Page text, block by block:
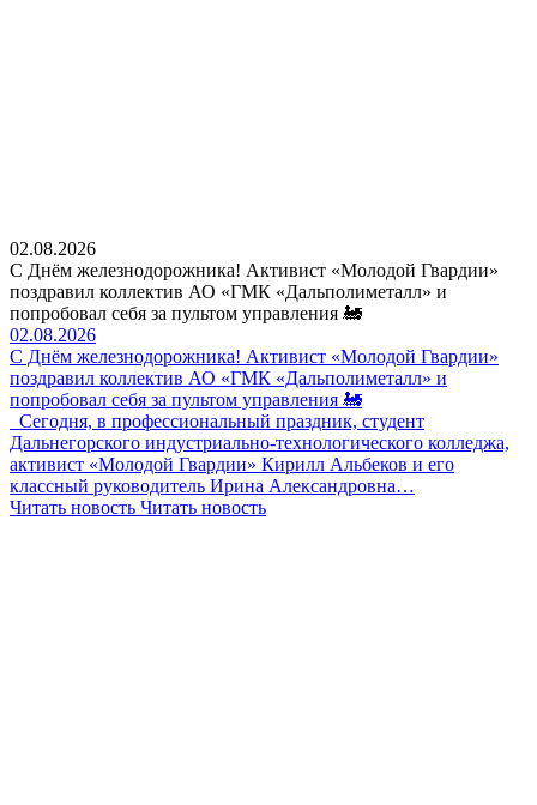
02.08.2026
С Днём железнодорожника! Активист «Молодой Гвардии»
поздравил коллектив АО «ГМК «Дальполиметалл» и
попробовал себя за пультом управления 🚂
02.08.2026
С Днём железнодорожника! Активист «Молодой Гвардии»
поздравил коллектив АО «ГМК «Дальполиметалл» и
попробовал себя за пультом управления 🚂
Сегодня, в профессиональный праздник, студент
Дальнегорского индустриально-технологического колледжа,
активист «Молодой Гвардии» Кирилл Альбеков и его
классный руководитель Ирина Александровна…
Читать новость Читать новость